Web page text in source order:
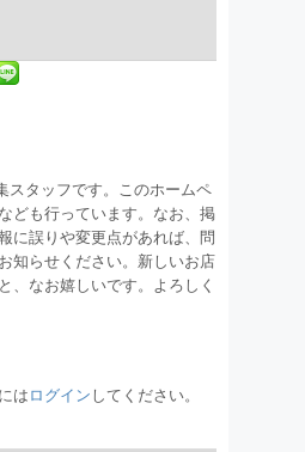
スタッフです。このホームペ
ども行っています。なお、掲
に誤りや変更点があれば、問
知らせください。新しいお店
、なお嬉しいです。よろしく
はログインしてください。